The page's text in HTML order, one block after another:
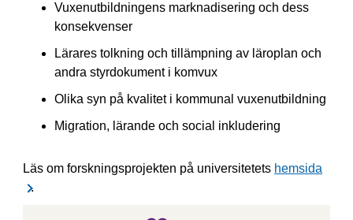
Vuxenutbildningens marknadisering och dess
konsekvenser
Lärares tolkning och tillämpning av läroplan och
andra styrdokument i komvux
Olika syn på kvalitet i kommunal vuxenutbildning
Migration, lärande och social inkludering
Läs om forskningsprojekten på universitetets hemsida
.